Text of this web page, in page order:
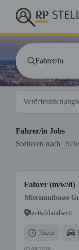
Fahrer/in Jobs
Sortieren nach
Fahrer (m/w/d)
Mietomnibusse
deutschlandweit
Teilzeit